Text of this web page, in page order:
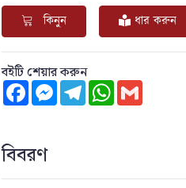
কিনুন ধার করুন
বইটি শেয়ার করুন
FacebookMessenger
TelegramWhatsApp
Gmail
বিবরণ